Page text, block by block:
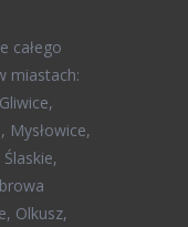
całego
miastach:
Mysłowice,
Olkusz,